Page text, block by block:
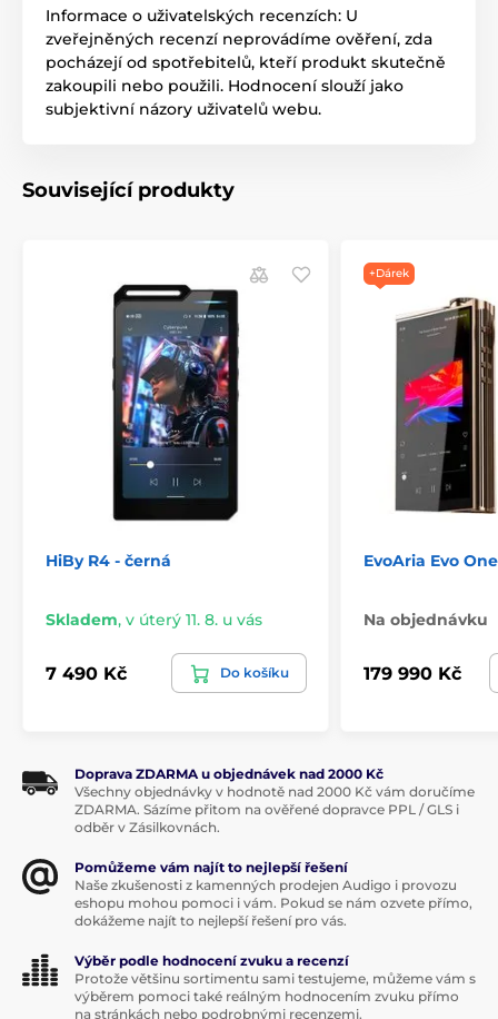
Informace o uživatelských recenzích: U
zveřejněných recenzí neprovádíme ověření, zda
pocházejí od spotřebitelů, kteří produkt skutečně
zakoupili nebo použili. Hodnocení slouží jako
subjektivní názory uživatelů webu.
Související produkty
HiBy R4 - černá
Skladem, v úterý 11. 8. u vás
7 490 Kč Do košíku
+Dárek
EvoAria Evo
Na objednávku
179 990 Kč
Doprava ZDARMA u objednávek nad 2000 Kč
Všechny objednávky v hodnotě nad 2000 Kč vám doručíme
ZDARMA. Sázíme přitom na ověřené dopravce PPL / GLS i
odběr v Zásilkovnách.
Pomůžeme vám najít to nejlepší řešení
Naše zkušenosti z kamenných prodejen Audigo i provozu
eshopu mohou pomoci i vám. Pokud se nám ozvete přímo,
dokážeme najít to nejlepší řešení pro vás.
Výběr podle hodnocení zvuku a recenzí
Protože většinu sortimentu sami testujeme, můžeme vám s
výběrem pomoci také reálným hodnocením zvuku přímo
na stránkách nebo podrobnými recenzemi.